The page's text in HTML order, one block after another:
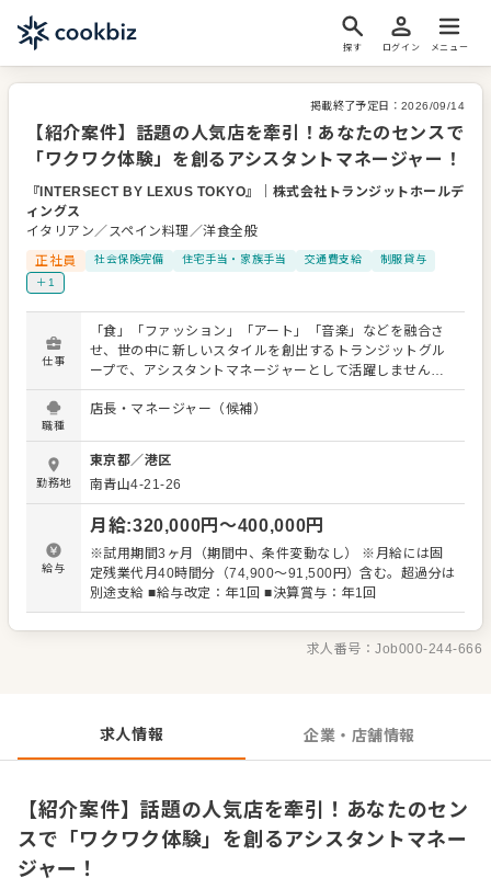
探す ログイン メニュー
掲載終了予定日： 2026/09/14
【紹介案件】話題の人気店を牽引！あなたのセンスで
「ワクワク体験」を創るアシスタントマネージャー！
『INTERSECT BY LEXUS TOKYO』
株式会社トランジットホールデ
ィングス
イタリアン／スペイン料理／洋食全般
正社員
社会保険完備 住宅手当・家族手当 交通費支給
制服貸与
＋1
仕事
「食」「ファッション」「アート」「音楽」などを融合さ
せ、世の中に新しいスタイルを創出するトランジットグル
ープで、アシスタントマネージャーとして活躍しません
か？ 東京エリアのオリジナリティ豊かな店舗を、あなたの
力で盛り上げてください！ お持ちの経験を活かして即戦力
につけることも可能。 多様な企業とのコラボカフェやレス
トランで、幅広い経験を積みながらキャリアアップしたい
方に最適です。 アシスタントマネージャーとして、接客業
務を中心に、スタッフの管理・育成、売上管理など、店舗
運営にかかわる業務全般をお任せします。 お客様の心が躍
るような、忘れられない特別なワクワク体験を提供し、
「さすがトランジット」と言われるお店を共に創りましょ
う。 スタッフの個性を尊重し、アイデアを歓迎する環境で
店など、話題性の高い人気店を多数運営しています（銀座
ティファニー内の「ブルーボックスカフェ」など）。 年間
職種
店長・マネージャー（候補）
勤務地
東京都／港区
南青山4-21-26
給与
月給:320,000円〜400,000円
※試用期間3ヶ月（期間中、条件変動なし） ※月給には固
定残業代月40時間分（74,900～91,500円）含む。超過分は
別途支給 ■給与改定：年1回 ■決算賞与：年1回
求人番号：Job000-244-666
求人情報 企業・店舗情報
【紹介案件】話題の人気店を牽引！あなたのセン
スで「ワクワク体験」を創るアシスタントマネー
ジャー！